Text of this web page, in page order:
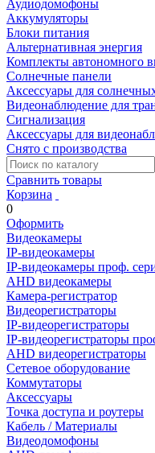
Аудиодомофоны
Аккумуляторы
Блоки питания
Альтернативная энергия
Комплекты автономного
Солнечные панели
Аксессуары для
Видеонаблюдение для
Сигнализация
Аксессуары для
Снято с производства
Сравнить товары
Корзина
0
Оформить
Видеокамеры
IP-видеокамеры
IP-видеокамеры проф.
AHD видеокамеры
Камера-регистратор
Видеорегистраторы
IP-видеорегистраторы
IP-видеорегистраторы
AHD видеорегистраторы
Сетевое оборудование
Коммутаторы
Аксессуары
Точка доступа и роутеры
Кабель / Материалы
Видеодомофоны